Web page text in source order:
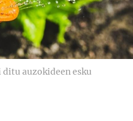
auzokideen esku